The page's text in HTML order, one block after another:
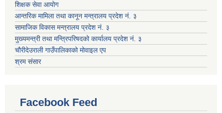
शिक्षक सेवा आयोग
आन्तरिक मामिला तथा कानून मन्त्रालय प्रदेश नं. ३
सामाजिक विकास मन्त्रालय प्रदेश नं. ३
मुख्यमन्त्री तथा मन्त्रिपरिषदको कार्यालय प्रदेश नं. ३
चौरीदेउराली गाउँपालिकाको मोवाइल एप
श्रम संसार
Facebook Feed